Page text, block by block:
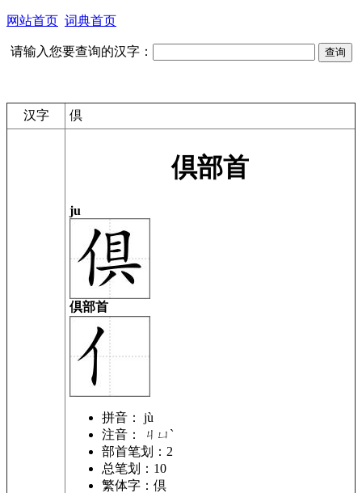
网站首页 词典首页
请输入您要查询的汉字：
汉字 倶
倶部首
ju
倶部首
拼音：
jù
注音：
ㄐㄩˋ
部首笔划： 2
总笔划： 10
繁体字： 倶